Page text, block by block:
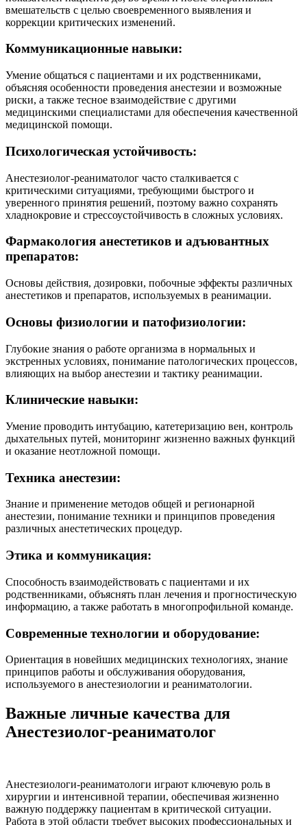
вмешательств с целью своевременного выявления и
коррекции критических изменений.
Коммуникационные навыки:
Умение общаться с пациентами и их родственниками,
объясняя особенности проведения анестезии и возможные
риски, а также тесное взаимодействие с другими
медицинскими специалистами для обеспечения качественной
медицинской помощи.
Психологическая устойчивость:
Анестезиолог-реаниматолог часто сталкивается с
критическими ситуациями, требующими быстрого и
уверенного принятия решений, поэтому важно сохранять
хладнокровие и стрессоустойчивость в сложных условиях.
Фармакология анестетиков и адъювантных
препаратов:
Основы действия, дозировки, побочные эффекты различных
анестетиков и препаратов, используемых в реанимации.
Основы физиологии и патофизиологии:
Глубокие знания о работе организма в нормальных и
экстренных условиях, понимание патологических процессов,
влияющих на выбор анестезии и тактику реанимации.
Клинические навыки:
Умение проводить интубацию, катетеризацию вен, контроль
дыхательных путей, мониторинг жизненно важных функций
и оказание неотложной помощи.
Техника анестезии:
Знание и применение методов общей и регионарной
анестезии, понимание техники и принципов проведения
различных анестетических процедур.
Этика и коммуникация:
Способность взаимодействовать с пациентами и их
родственниками, объяснять план лечения и прогностическую
информацию, а также работать в многопрофильной команде.
Современные технологии и оборудование:
Ориентация в новейших медицинских технологиях, знание
принципов работы и обслуживания оборудования,
используемого в анестезиологии и реаниматологии.
Важные личные качества для
Анестезиолог-реаниматолог
Анестезиологи-реаниматологи играют ключевую роль в
хирургии и интенсивной терапии, обеспечивая жизненно
важную поддержку пациентам в критической ситуации.
Работа в этой области требует высоких профессиональных и